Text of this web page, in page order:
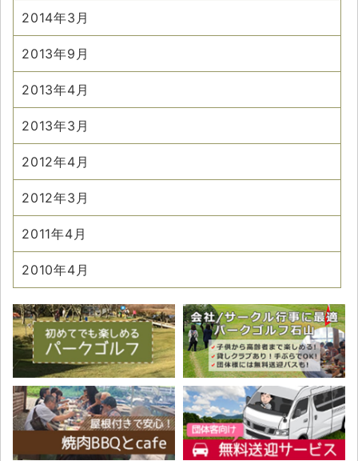
2014年3月
2013年9月
2013年4月
2013年3月
2012年4月
2012年3月
2011年4月
2010年4月